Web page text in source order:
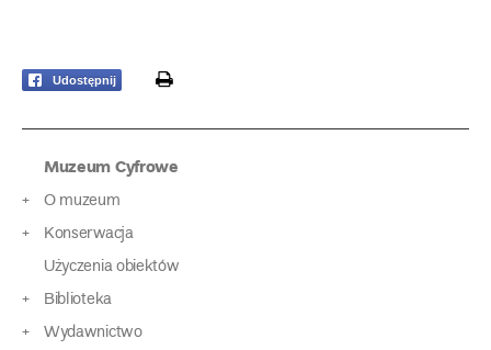
Udostępnij print
Muzeum Cyfrowe
O muzeum
Konserwacja
Użyczenia obiektów
Biblioteka
Wydawnictwo